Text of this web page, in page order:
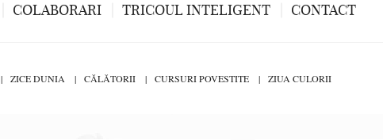
COLABORARI TRICOUL INTELIGENT CONTACT
ZICE DUNIA CĂLĂTORII CURSURI POVESTITE ZIUA CULORII